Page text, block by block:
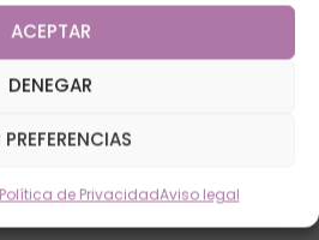
ACEPTAR
DENEGAR
PREFERENCIAS
Política de PrivacidadAviso legal